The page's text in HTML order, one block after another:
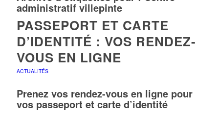
administratif villepinte
PASSEPORT ET CARTE
D’IDENTITÉ : VOS RENDEZ-
VOUS EN LIGNE
ACTUALITÉS
Prenez vos rendez-vous en ligne pour
vos passeport et carte d’identité